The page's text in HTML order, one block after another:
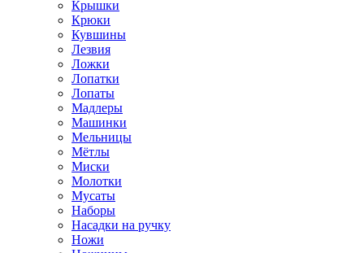
Крышки
Крюки
Кувшины
Лезвия
Ложки
Лопатки
Лопаты
Мадлеры
Машинки
Мельницы
Мётлы
Миски
Молотки
Мусаты
Наборы
Насадки на ручку
Ножи